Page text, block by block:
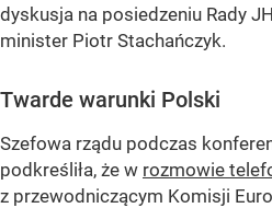
dyskusja na posiedzeniu Rady
minister Piotr Stachańczyk.
Twarde warunki Polski
Szefowa rządu podczas
podkreśliła, że w rozmowie
z przewodniczącym Komisji